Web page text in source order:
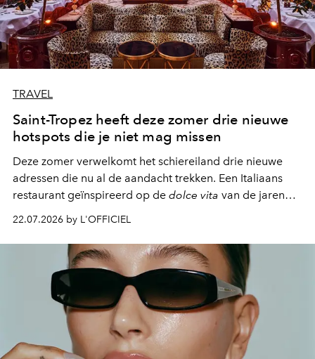
TRAVEL
Saint-Tropez heeft deze zomer drie nieuwe
hotspots die je niet mag missen
Deze zomer verwelkomt het schiereiland drie nieuwe
adressen die nu al de aandacht trekken. Een Italiaans
restaurant geïnspireerd op de dolce vita van de jaren
zestig, een Japanse hotspot die na zonsondergang
verandert in een bruisende ontmoetingsplek en de
legendarische Parijse club Raspoutine die eindelijk
neerstrijkt in Saint-Tropez. Dit zijn de nieuwe adressen
die deze zomer de toon zetten, van lange lunches tot
zwoele nachten.
22.07.2026 by L'OFFICIEL